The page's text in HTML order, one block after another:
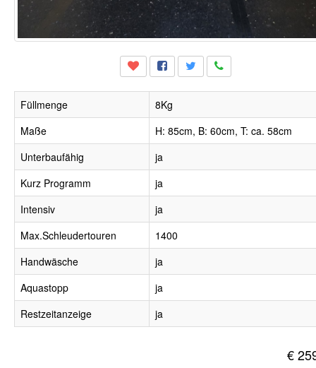
Füllmenge
8Kg
Maße
H: 85cm, B: 60cm, T: ca. 58cm
Unterbaufähig
ja
Kurz Programm
ja
Intensiv
ja
Max.Schleudertouren
1400
Handwäsche
ja
Aquastopp
ja
Restzeitanzeige
ja
€